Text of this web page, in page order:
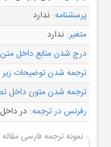
پرسشنامه: ندارد
متغیر: ندارد
درج شدن منابع داخل
ترجمه شدن توضیحات زیر
ترجمه شدن متون داخل
رفرنس در ترجمه: در
نمونه ترجمه فارسی مقاله